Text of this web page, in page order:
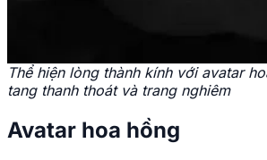
Thể hiện lòng thành kính với avatar
tang thanh thoát và trang nghiêm
Avatar hoa hồng